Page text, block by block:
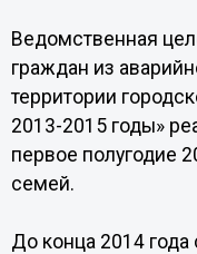
Ведомственная
граждан из
территории
2013-2015 годы»
первое полугодие
семей.
До конца 2014